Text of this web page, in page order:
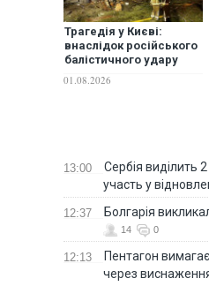
Трагедія у Києві:
внаслідок російського
балістичного удару
понад 20 поранені
01.08.2026
13:00
Сербія виділить
участь у
12:37 Болгарія
14 0
12:13
Пентагон
через